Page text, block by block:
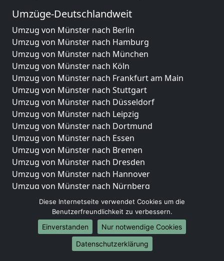
Umzüge-Deutschlandweit
Umzug von Münster nach Berlin
Umzug von Münster nach Hamburg
Umzug von Münster nach München
Umzug von Münster nach Köln
Umzug von Münster nach Frankfurt am Main
Umzug von Münster nach Stuttgart
Umzug von Münster nach Düsseldorf
Umzug von Münster nach Leipzig
Umzug von Münster nach Dortmund
Umzug von Münster nach Essen
Umzug von Münster nach Bremen
Umzug von Münster nach Dresden
Umzug von Münster nach Hannover
Umzug von Münster nach Nürnberg
Umzug von Münster nach Duisburg
Umzug von Münster nach Bochum
Umzug von Münster nach Wuppertal
Umzug von Münster nach Bielefeld
Umzug von Münster nach Bonn
Diese Internetseite verwendet Cookies um die
Benutzerfreundlichkeit zu verbessern.
Einverstanden
Nur notwendige Cookies
Datenschutzerklärung